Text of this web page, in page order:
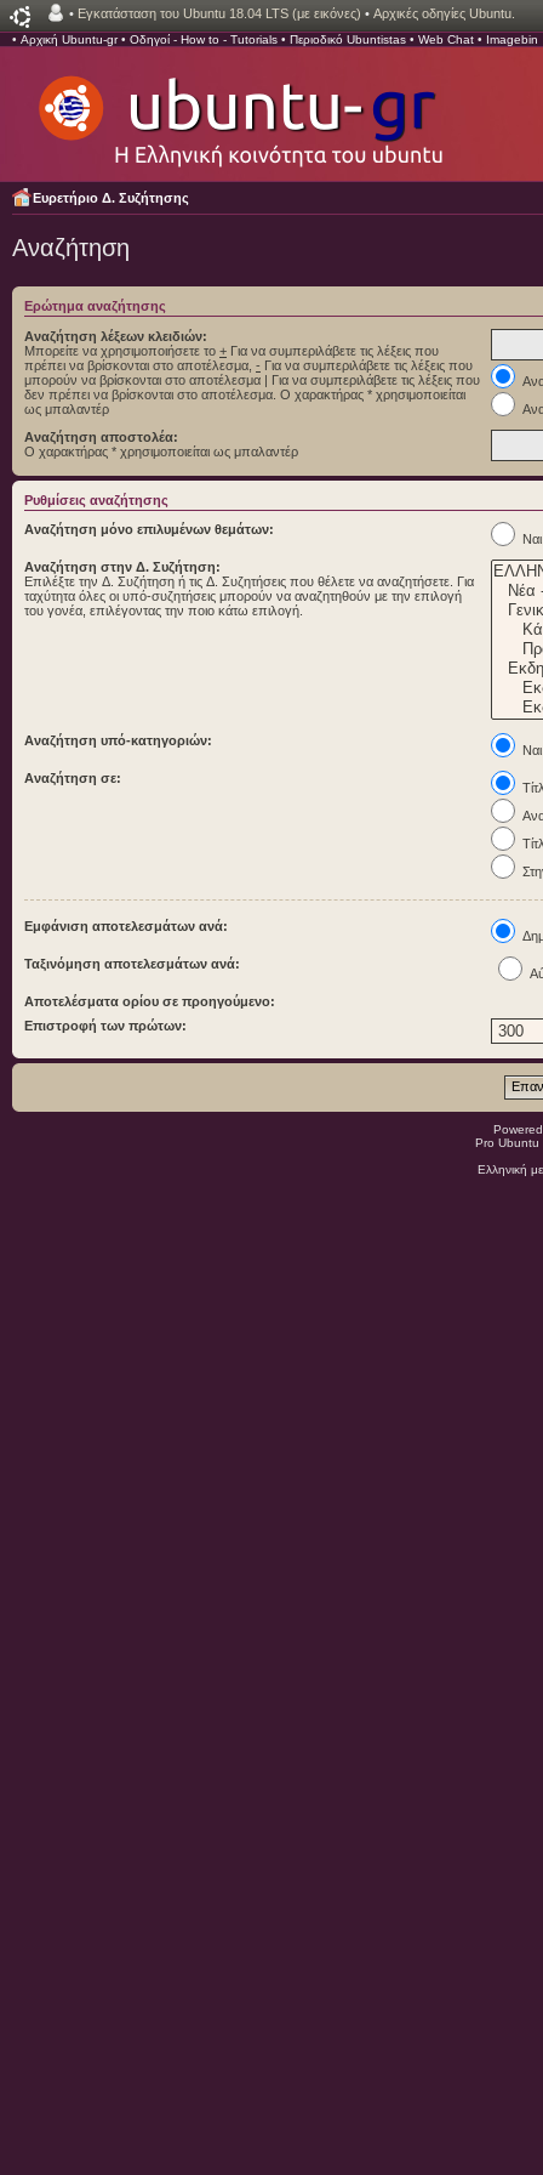
• Εγκατάσταση του Ubuntu 18.04 LTS (με εικόνες) • Αρχικές οδηγίες Ubuntu.
• Αρχική Ubuntu-gr• Οδηγοί - How to - Tutorials • Περιοδικό Ubuntistas • Web Chat • Imagebin
Ευρετήριο Δ. Συζήτησης
Αναζήτηση
Ερώτημα αναζήτησης
Αναζήτηση λέξεων κλειδιών:
Μπορείτε να χρησιμοποιήσετε το + Για να συμπεριλάβετε τις λέξεις που
πρέπει να βρίσκονται στο αποτέλεσμα, - Για να συμπεριλάβετε τις λέξεις που
μπορούν να βρίσκονται στο αποτέλεσμα | Για να συμπεριλάβετε τις λέξεις που
δεν πρέπει να βρίσκονται στο αποτέλεσμα. Ο χαρακτήρας * χρησιμοποιείται
ως μπαλαντέρ
Αναζήτηση αποστολέα:
Ο χαρακτήρας * χρησιμοποιείται ως μπαλαντέρ
Ρυθμίσεις αναζήτησης
Αναζήτηση μόνο επιλυμένων θεμάτων:
Ναι
Αναζήτηση στην Δ. Συζήτηση:
Επιλέξτε την Δ. Συζήτηση ή τις Δ. Συζητήσεις που θέλετε να αναζητήσετε. Για
ταχύτητα όλες οι υπό-συζητήσεις μπορούν να αναζητηθούν με την επιλογή
του γονέα, επιλέγοντας την ποιο κάτω επιλογή.
Αναζήτηση υπό-κατηγοριών:
Ναι
Αναζήτηση σε:
Εμφάνιση αποτελεσμάτων ανά:
Ταξινόμηση αποτελεσμάτων ανά:
Αποτελέσματα ορίου σε προηγούμενο:
Επιστροφή των πρώτων:
Pro
Ελληνική